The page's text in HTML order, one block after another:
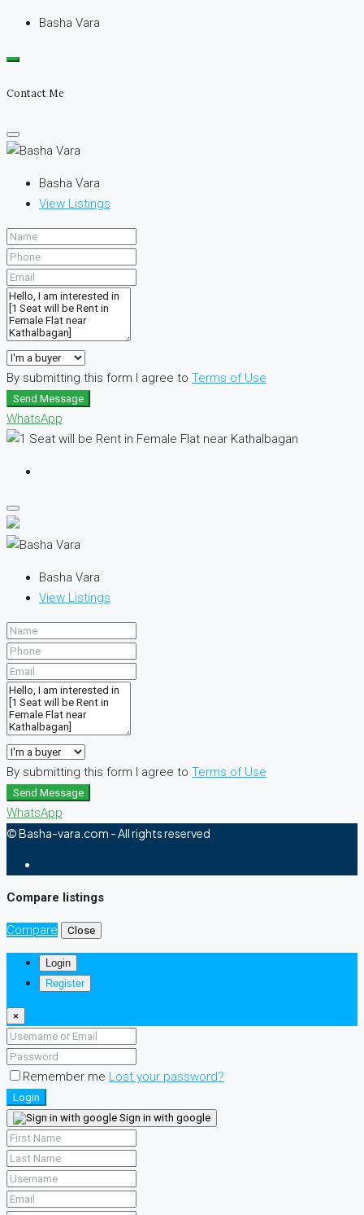
Basha Vara
Contact Me
Basha Vara
View Listings
By submitting this form I agree to Terms of Use
Send Message
WhatsApp
Basha Vara
View Listings
By submitting this form I agree to Terms of Use
Send Message
WhatsApp
© Basha-vara.com - All rights reserved
Compare listings
Compare Close
Login
Register
×
Remember me Lost your password?
Login
Sign in with google